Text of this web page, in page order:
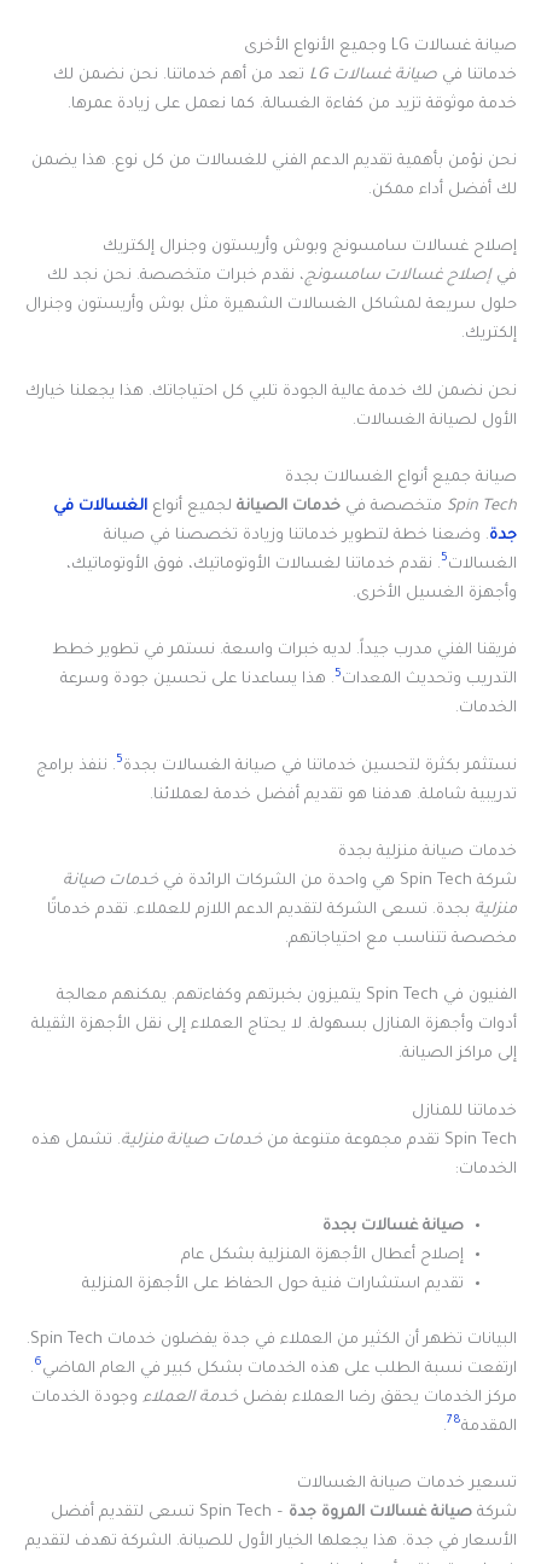
صيانة غسالات LG وجميع الأنواع الأخرى
خدماتنا في صيانة غسالات LG
تعد من أهم خدماتنا. نحن نضمن لك
خدمة موثوقة تزيد من كفاءة الغسالة. كما نعمل على زيادة عمرها.
نحن نؤمن بأهمية تقديم الدعم الفني للغسالات من كل نوع. هذا يضمن
لك أفضل أداء ممكن.
إصلاح غسالات سامسونج وبوش وأريستون وجنرال إلكتريك
في إصلاح غسالات سامسونج، نقدم خبرات متخصصة. نحن نجد لك
حلول سريعة لمشاكل الغسالات الشهيرة مثل بوش وأريستون وجنرال
إلكتريك.
نحن نضمن لك خدمة عالية الجودة تلبي كل احتياجاتك. هذا يجعلنا خيارك
الأول لصيانة الغسالات.
صيانة جميع أنواع الغسالات بجدة
Spin Tech متخصصة في خدمات الصيانة لجميع أنواع الغسالات في
جدة. وضعنا خطة لتطوير خدماتنا وزيادة تخصصنا في صيانة
الغسالات5. نقدم خدماتنا لغسالات الأوتوماتيك، فوق الأوتوماتيك،
وأجهزة الغسيل الأخرى.
فريقنا الفني مدرب جيداً. لديه خبرات واسعة. نستمر في تطوير خطط
التدريب وتحديث المعدات5. هذا يساعدنا على تحسين جودة وسرعة
الخدمات.
نستثمر بكثرة لتحسين خدماتنا في صيانة الغسالات بجدة5. ننفذ برامج
تدريبية شاملة. هدفنا هو تقديم أفضل خدمة لعملائنا.
خدمات صيانة منزلية بجدة
شركة Spin Tech هي واحدة من الشركات الرائدة في
خدمات صيانة
منزلية بجدة. تسعى الشركة لتقديم الدعم اللازم للعملاء. تقدم خدماتًا
مخصصة تتناسب مع احتياجاتهم.
الفنيون في Spin Tech يتميزون بخبرتهم وكفاءتهم. يمكنهم معالجة
أدوات وأجهزة المنازل بسهولة. لا يحتاج العملاء إلى نقل الأجهزة الثقيلة
إلى مراكز الصيانة.
خدماتنا للمنازل
Spin Tech تقدم مجموعة متنوعة من
خدمات صيانة منزلية. تشمل هذه
الخدمات:
صيانة غسالات بجدة
إصلاح أعطال الأجهزة المنزلية بشكل عام
تقديم استشارات فنية حول الحفاظ على الأجهزة المنزلية
البيانات تظهر أن الكثير من العملاء في جدة يفضلون خدمات Spin Tech.
ارتفعت نسبة الطلب على هذه الخدمات بشكل كبير في العام الماضي6
.
مركز الخدمات يحقق رضا العملاء بفضل خدمة العملاء وجودة الخدمات
المقدمة
78
.
تسعير خدمات صيانة الغسالات
شركة صيانة غسالات المروة جدة
– Spin Tech تسعى لتقديم أفضل
الأسعار في جدة. هذا يجعلها الخيار الأول للصيانة. الشركة تهدف لتقديم